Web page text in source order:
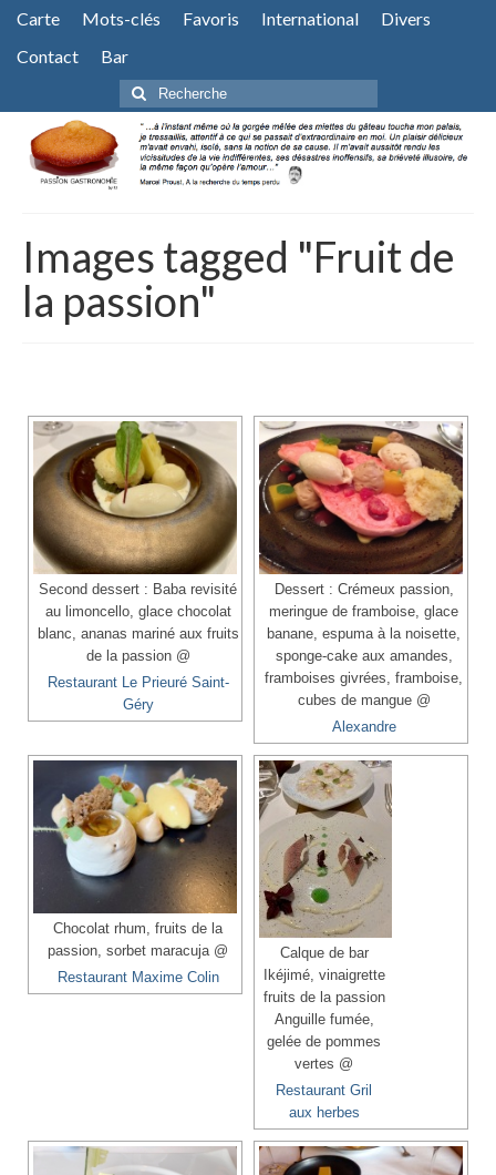
Carte Mots-clés Favoris International
Divers
Contact
Bar
Rechercher
:
Images tagged "Fruit de
la passion"
Second dessert : Baba revisité
au limoncello, glace chocolat
blanc, ananas mariné aux fruits
de la passion @
Restaurant Le Prieuré Saint-
Géry
Dessert : Crémeux passion,
meringue de framboise, glace
banane, espuma à la noisette,
sponge-cake aux amandes,
framboises givrées, framboise,
cubes de mangue @
Alexandre
Chocolat rhum, fruits de la
passion, sorbet maracuja @
Restaurant Maxime Colin
Calque de bar
Ikéjimé, vinaigrette
fruits de la passion
Anguille fumée,
gelée de pommes
vertes @
Restaurant Gril
aux herbes